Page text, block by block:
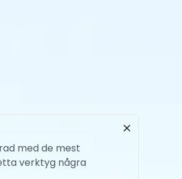
med de mest
verktyg några